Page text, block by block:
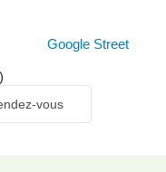
Google Street
vous